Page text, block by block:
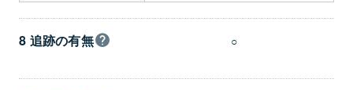
8 追跡の有無 ○